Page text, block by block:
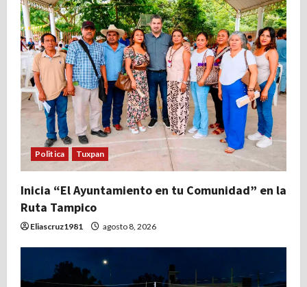
Politica Tuxpan
Inicia “El Ayuntamiento en tu Comunidad” en la
Ruta Tampico
Eliascruz1981 agosto 8, 2026